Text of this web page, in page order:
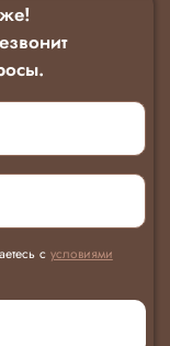
с условиями